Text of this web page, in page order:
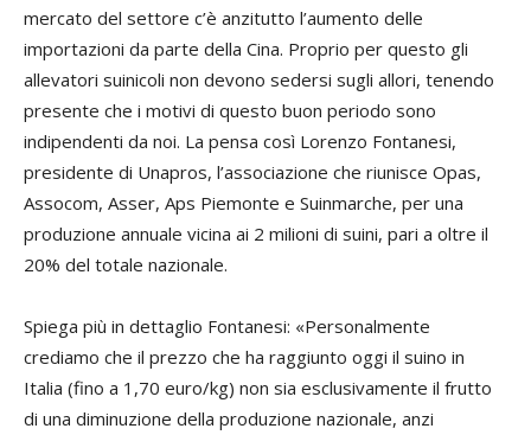
mercato del settore c’è anzitutto l’aumento delle
importazioni da parte della Cina. Proprio per questo gli
allevatori suinicoli non devono sedersi sugli allori, tenendo
presente che i motivi di questo buon periodo sono
indipendenti da noi. La pensa così Lorenzo Fontanesi,
presidente di Unapros, l’associazione che riunisce Opas,
Assocom, Asser, Aps Piemonte e Suinmarche, per una
produzione annuale vicina ai 2 milioni di suini, pari a oltre il
20% del totale nazionale.
Spiega più in dettaglio Fontanesi: «Personalmente
crediamo che il prezzo che ha raggiunto oggi il suino in
Italia (fino a 1,70 euro/kg) non sia esclusivamente il frutto
di una diminuzione della produzione nazionale, anzi